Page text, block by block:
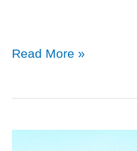
ComfortZone​
ต้น
Read More »